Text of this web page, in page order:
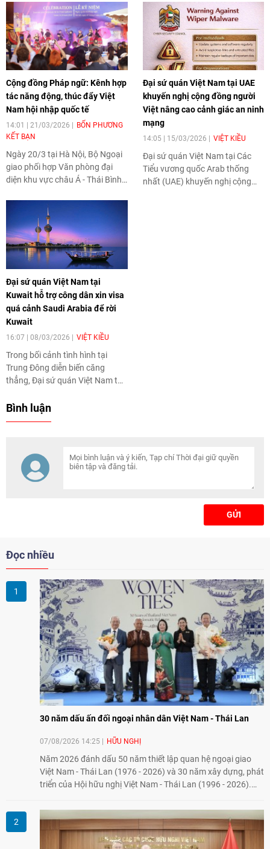
Cộng đồng Pháp ngữ: Kênh hợp
tác năng động, thúc đẩy Việt
Nam hội nhập quốc tế
14:01 | 21/03/2026
BỐN PHƯƠNG
KẾT BẠN
Ngày 20/3 tại Hà Nội, Bộ Ngoại
giao phối hợp Văn phòng đại
diện khu vực châu Á - Thái Bình
Pháp ngữ (OIF) tổ chức Lễ kỷ
niệm Ngày Quốc tế Pháp ngữ
20/3.
Đại sứ quán Việt Nam tại UAE
khuyến nghị cộng đồng người
Việt nâng cao cảnh giác an ninh
mạng
14:05 | 15/03/2026 VIỆT KIỀU
Đại sứ quán Việt Nam tại Các
Tiểu vương quốc Arab thống
nhất (UAE) khuyến nghị cộng
Đại sứ quán Việt Nam tại
Kuwait hỗ trợ công dân xin visa
quá cảnh Saudi Arabia để rời
Kuwait
16:07 | 08/03/2026 VIỆT KIỀU
Trong bối cảnh tình hình tại
Trung Đông diễn biến căng
thẳng, Đại sứ quán Việt Nam tại
công dân Việt Nam xin thị thực
Bình luận
GỬI
Đọc nhiều
30 năm dấu ấn đối ngoại nhân dân Việt Nam - Thái Lan
07/08/2026 14:25 HỮU NGHỊ
Năm 2026 đánh dấu 50 năm thiết lập quan hệ ngoại giao
Việt Nam - Thái Lan (1976 - 2026) và 30 năm xây dựng, phát
triển của Hội hữu nghị Việt Nam - Thái Lan (1996 - 2026).
tình hữu nghị, đồng thời từng bước mở rộng hoạt động từ
giao lưu truyền thống sang kết nối địa phương, doanh
nghiệp, giáo dục, văn hóa và thế hệ trẻ, góp phần tăng